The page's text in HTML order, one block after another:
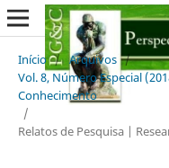
Início / Arquivos /
Vol. 8, Número Especial
Conhecimento
/
Relatos de Pesquisa |